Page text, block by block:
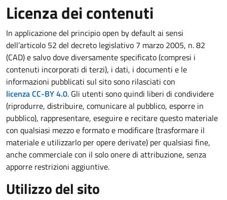
Licenza dei contenuti
In applicazione del principio open by default ai sensi
dell’articolo 52 del decreto legislativo 7 marzo 2005, n. 82
(CAD) e salvo dove diversamente specificato (compresi i
contenuti incorporati di terzi), i dati, i documenti e le
informazioni pubblicati sul sito sono rilasciati con
licenza CC-BY 4.0. Gli utenti sono quindi liberi di condividere
(riprodurre, distribuire, comunicare al pubblico, esporre in
pubblico), rappresentare, eseguire e recitare questo materiale
con qualsiasi mezzo e formato e modificare (trasformare il
materiale e utilizzarlo per opere derivate) per qualsiasi fine,
anche commerciale con il solo onere di attribuzione, senza
apporre restrizioni aggiuntive.
Utilizzo del sito